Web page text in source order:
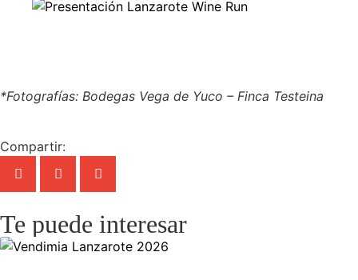
*Fotografías: Bodegas Vega de Yuco – Finca Testeina
Compartir:
Te puede interesar